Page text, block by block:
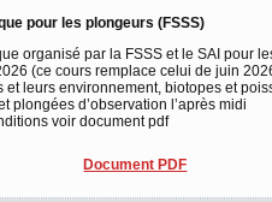
pour les plongeurs (FSSS)
organisé par la FSSS et le SAI pour
(ce cours remplace celui de juin
et leurs environnement, biotopes et
plongées d’observation l’après midi
voir document pdf
Document PDF